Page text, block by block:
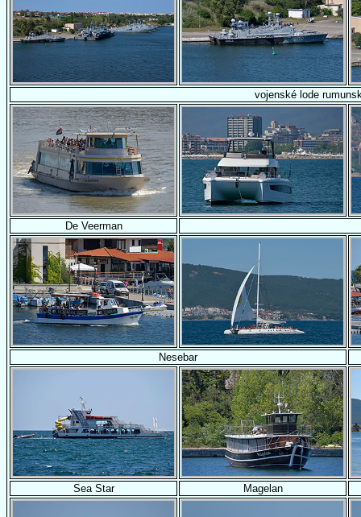
vojenské lode
De Veerman
Nesebar
Sea Star Magelan